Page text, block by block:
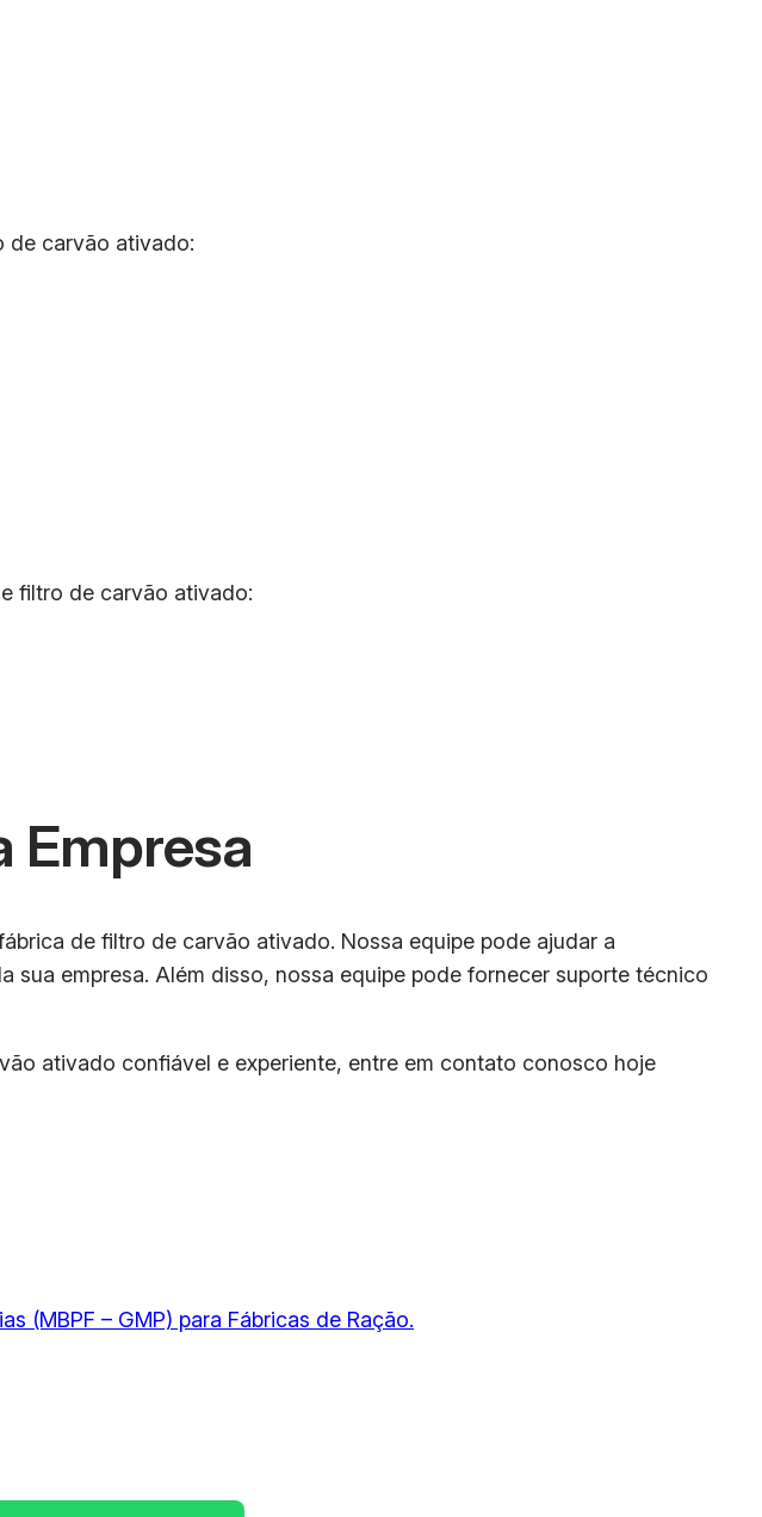
de carvão ativado:
filtro de carvão ativado:
Empresa
de filtro de carvão ativado. Nossa equipe pode ajudar a
empresa. Além disso, nossa equipe pode fornecer suporte técnico
ativado confiável e experiente, entre em contato conosco hoje
(MBPF – GMP) para Fábricas de Ração.